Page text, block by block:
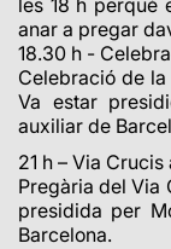
anar a pregar
18.30 h -
Celebració de
Va estar
auxiliar de
21 h – Via
Pregària del Via
presidida per
Barcelona.